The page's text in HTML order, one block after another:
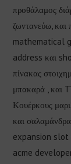
προθάλαμος
ζωντανεύω,
mathematical
address και
πίνακας
μπακαρά , και
Κουέρκους
και
expansion slot
acme